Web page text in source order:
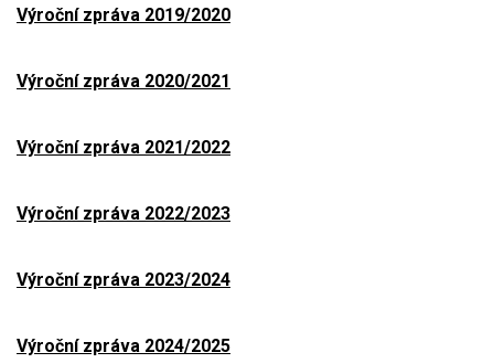
Výroční zpráva 2019/2020
Výroční zpráva 2020/2021
Výroční zpráva 2021/2022
Výroční zpráva 2022/2023
Výroční zpráva 2023/2024
Výroční zpráva 2024/2025